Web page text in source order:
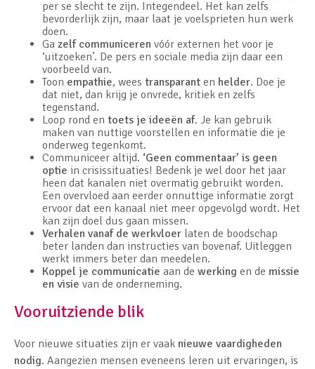
per se slecht te zijn. Integendeel. Het kan zelfs
bevorderlijk zijn, maar laat je voelsprieten hun werk
doen.
Ga zelf communiceren vóór externen het voor je
‘uitzoeken’. De pers en sociale media zijn daar een
voorbeeld van.
Toon empathie, wees transparant en helder. Doe je
dat niet, dan krijg je onvrede, kritiek en zelfs
tegenstand.
Loop rond en toets je ideeën af. Je kan gebruik
maken van nuttige voorstellen en informatie die je
onderweg tegenkomt.
Communiceer altijd. ‘Geen commentaar’ is geen
optie in crisissituaties! Bedenk je wel door het jaar
heen dat kanalen niet overmatig gebruikt worden.
Een overvloed aan eerder onnuttige informatie zorgt
ervoor dat een kanaal niet meer opgevolgd wordt. Het
kan zijn doel dus gaan missen.
Verhalen vanaf de werkvloer laten de boodschap
beter landen dan instructies van bovenaf. Uitleggen
werkt immers beter dan meedelen.
Koppel je communicatie aan de werking en de missie
en visie van de onderneming.
Vooruitziende blik
Voor nieuwe situaties zijn er vaak nieuwe vaardigheden
nodig. Aangezien mensen eveneens leren uit ervaringen, is